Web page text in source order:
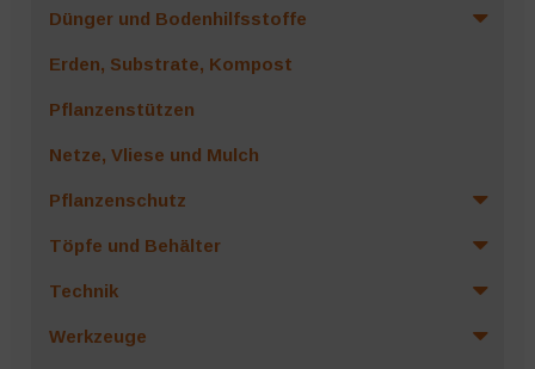
Dünger und Bodenhilfsstoffe
Erden, Substrate, Kompost
Pflanzenstützen
Netze, Vliese und Mulch
Pflanzenschutz
Töpfe und Behälter
Technik
Werkzeuge